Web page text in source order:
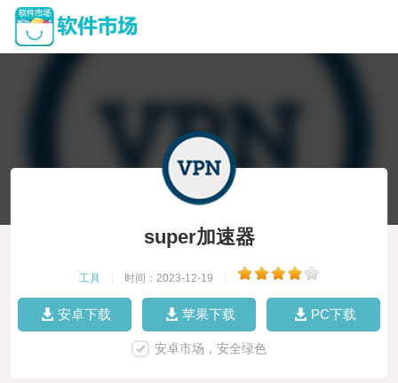
super加速器
工具 时间：2023-12-19
安卓下载 苹果下载 PC下载
安卓市场，安全绿色